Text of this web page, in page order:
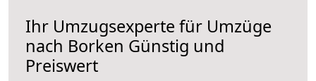
Ihr Umzugsexperte für Umzüge
nach Borken Günstig und
Preiswert